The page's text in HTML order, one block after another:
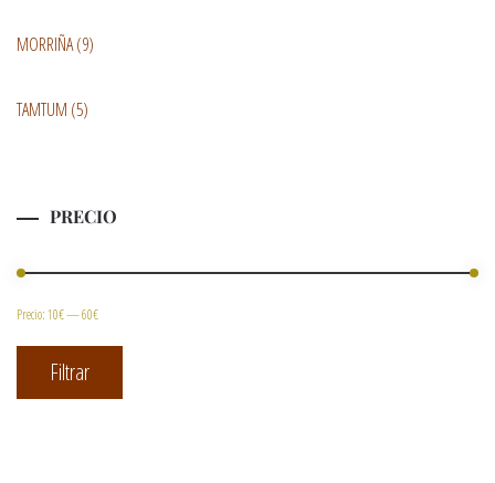
MORRIÑA(9)
TAMTUM (5)
PRECIO
Precio
mínimo
Precio
máximo
Filtrar
Precio:10€—60€